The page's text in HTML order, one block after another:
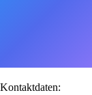
Kontaktdaten: